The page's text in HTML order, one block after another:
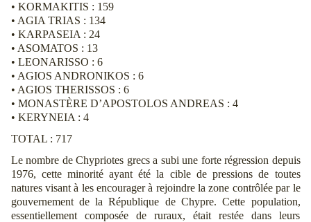
• KORMAKITIS : 159
• AGIA TRIAS : 134
• KARPASEIA : 24
• ASOMATOS : 13
• LEONARISSO : 6
• AGIOS ANDRONIKOS : 6
• AGIOS THERISSOS : 6
• MONASTÈRE D’APOSTOLOS ANDREAS : 4
• KERYNEIA : 4
TOTAL : 717
Le nombre de Chypriotes grecs a subi une forte régression depuis
1976, cette minorité ayant été la cible de pressions de toutes
natures visant à les encourager à rejoindre la zone contrôlée par le
gouvernement de la République de Chypre. Cette population,
essentiellement composée de ruraux, était restée dans leurs